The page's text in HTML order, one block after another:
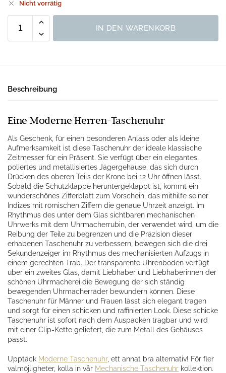
Nicht vorrätig
IN DEN WARENKORB
Beschreibung
Eine Moderne Herren-Taschenuhr
Als Geschenk, für einen besonderen Anlass oder als kleine
Aufmerksamkeit ist diese Taschenuhr der ideale klassische
Zeitmesser für ein Präsent. Sie verfügt über ein elegantes,
poliertes und metallisiertes Jägergehäuse, das sich durch
Drücken des oberen Teils der Krone bei 12 Uhr öffnen lässt.
Sobald die Schutzklappe heruntergeklappt ist, kommt ein
wunderschönes Zifferblatt zum Vorschein, das mithilfe seiner
Indizes mit römischen Ziffern die genaue Uhrzeit anzeigt. Im
Rhythmus des unter dem Glas sichtbaren mechanischen
Uhrwerks mit dem Uhrmacherrubin, der verwendet wird, um die
Reibung der Teile zu begrenzen und die Präzision dieser
erhabenen Taschenuhr zu verbessern, bewegen sich die drei
Sekundenzeiger im Rhythmus des mechanisierten Aufzugs in
einem gerechten Trab. Der transparente Uhrenboden verfügt
über ein zweites Glas, damit Liebhaber und Liebhaberinnen der
schönen Uhrmacherei die Bewegung der sich ständig
bewegenden Uhrmacherräder bewundern können. Diese
Taschenuhr für Männer und Frauen lässt sich elegant tragen
und sorgt für einen schicken und raffinierten Look. Diese schicke
Taschenuhr ist sofort nach dem Auspacken tragbar und wird
mit einer Clip-Kette geliefert, die zum Metall des Gehäuses
passt.
Upptäck Moderne Taschenuhr, ett annat bra alternativ! För fler
valmöjligheter, kolla in vår Mechanische Taschenuhr kollektion.